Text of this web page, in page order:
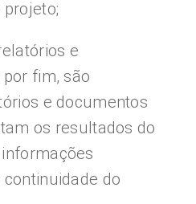
e
fim, são
e documentos
os resultados do
do